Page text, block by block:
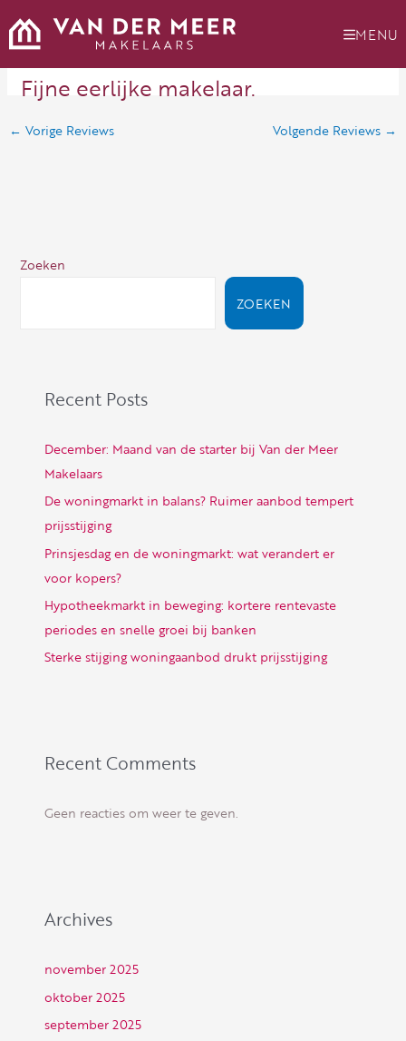
naar
de
MENU
Fijne eerlijke makelaar.
← Vorige Reviews Volgende Reviews →
Zoeken
ZOEKEN
Recent Posts
December: Maand van de starter bij Van der Meer
Makelaars
De woningmarkt in balans? Ruimer aanbod tempert
prijsstijging
Prinsjesdag en de woningmarkt: wat verandert er
voor kopers?
Hypotheekmarkt in beweging: kortere rentevaste
periodes en snelle groei bij banken
Sterke stijging woningaanbod drukt prijsstijging
Recent Comments
Geen reacties om weer te geven.
Archives
november 2025
oktober 2025
september 2025